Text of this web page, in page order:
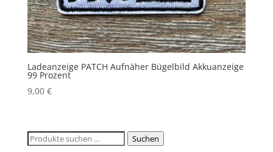
Ladeanzeige PATCH Aufnäher Bügelbild Akkuanzeige
99 Prozent
9,00 €
Suchen
Suchen